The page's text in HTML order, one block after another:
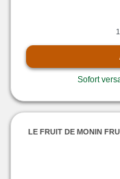
1
Sofort
LE FRUIT DE MONIN